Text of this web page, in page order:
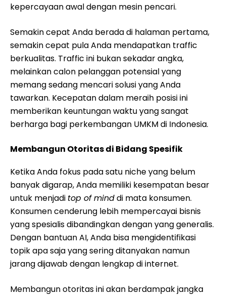
kepercayaan awal dengan mesin pencari.
Semakin cepat Anda berada di halaman pertama,
semakin cepat pula Anda mendapatkan traffic
berkualitas. Traffic ini bukan sekadar angka,
melainkan calon pelanggan potensial yang
memang sedang mencari solusi yang Anda
tawarkan. Kecepatan dalam meraih posisi ini
memberikan keuntungan waktu yang sangat
berharga bagi perkembangan UMKM di Indonesia.
Membangun Otoritas di Bidang Spesifik
Ketika Anda fokus pada satu niche yang belum
banyak digarap, Anda memiliki kesempatan besar
untuk menjadi top of minddi mata konsumen.
Konsumen cenderung lebih mempercayai bisnis
yang spesialis dibandingkan dengan yang generalis.
Dengan bantuan AI, Anda bisa mengidentifikasi
topik apa saja yang sering ditanyakan namun
jarang dijawab dengan lengkap di internet.
Membangun otoritas ini akan berdampak jangka